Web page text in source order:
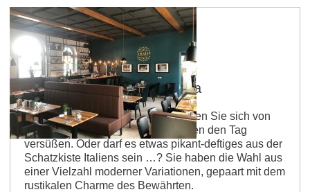
Osthofen
Amalfi Ristorante e Gelateria
La Dolce vita in Rheinhessen Lassen Sie sich von
unseren kulinarischen Köstlichkeiten den Tag
versüßen. Oder darf es etwas pikant-deftiges aus der
Schatzkiste Italiens sein …? Sie haben die Wahl aus
einer Vielzahl moderner Variationen, gepaart mit dem
rustikalen Charme des Bewährten.